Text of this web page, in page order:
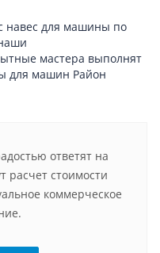
навес для машины по
мастера выполнят
для машин Район
ответят на
расчет стоимости
коммерческое